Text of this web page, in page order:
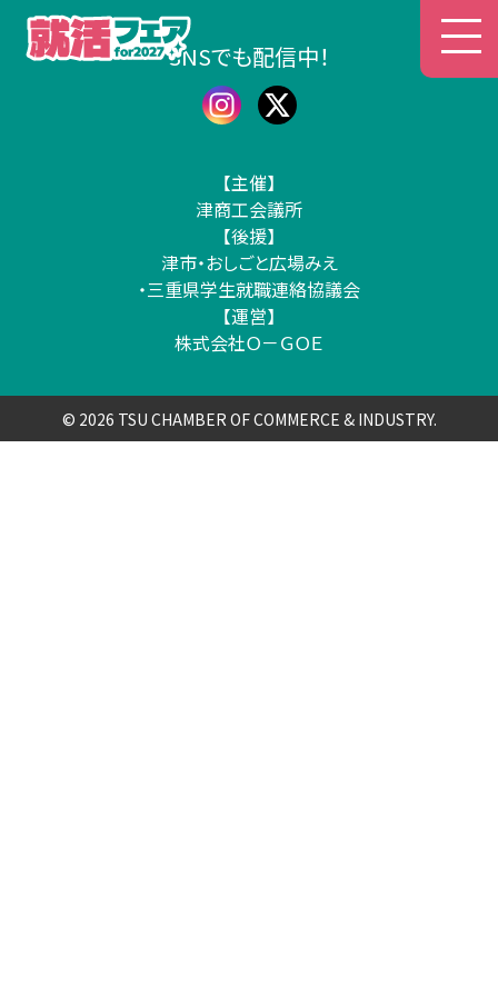
津商工会議所 就活
SNSでも配信中！
【主催】
津商工会議所
【後援】
津市・おしごと広場みえ
・三重県学生就職連絡協議会
【運営】
株式会社Ｏ－ＧＯＥ
© 2026 TSU CHAMBER OF COMMERCE & INDUSTRY.